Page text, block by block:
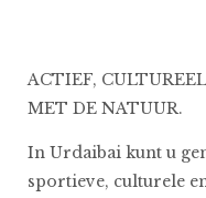
ACTIEF,
MET DE NATUUR.
In Urdaibai kunt u
sportieve, culturele